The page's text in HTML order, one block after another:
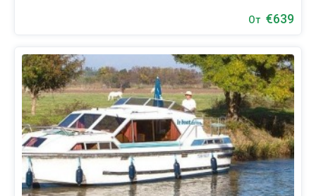
От €639